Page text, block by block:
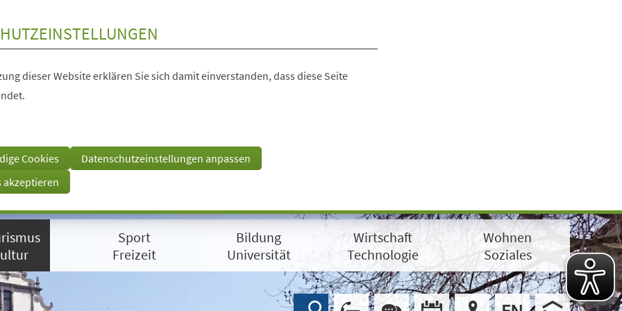
dieser Website erklären Sie sich damit einverstanden, dass diese Seite
Cookies
Datenschutzeinstellungen anpassen
akzeptieren
Sport
Freizeit
Bildung
Universität
Wirtschaft
Technologie
Wohnen
Soziales